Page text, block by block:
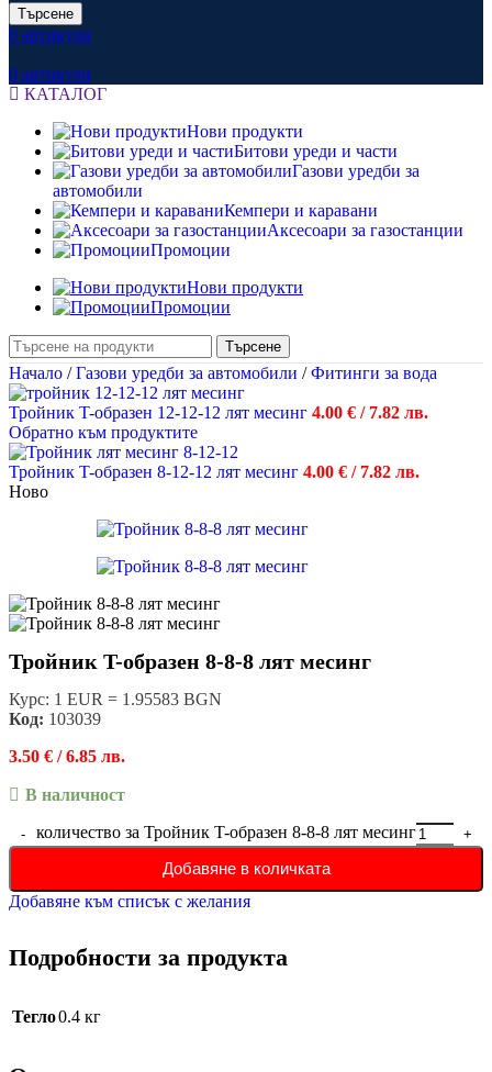
Търсене
0 артикули
0 артикули
КАТАЛОГ
Нови продукти
Битови уреди и части
Газови уредби за
автомобили
Кемпери и каравани
Аксесоари за газостанции
Промоции
Нови продукти
Промоции
Търсене
Начало / Газови уредби за автомобили / Фитинги за вода
Тройник T-образен 12-12-12 лят месинг 4.00 € / 7.82 лв.
Обратно към продуктите
Тройник T-образен 8-12-12 лят месинг 4.00 € / 7.82 лв.
Ново
Тройник T-образен 8-8-8 лят месинг
Курс: 1 EUR = 1.95583 BGN
Код: 103039
3.50 € / 6.85 лв.
В наличност
количество за Тройник T-образен 8-8-8 лят месинг
Добавяне в количката
Добавяне към списък с желания
Подробности за продукта
Тегло0.4 кг